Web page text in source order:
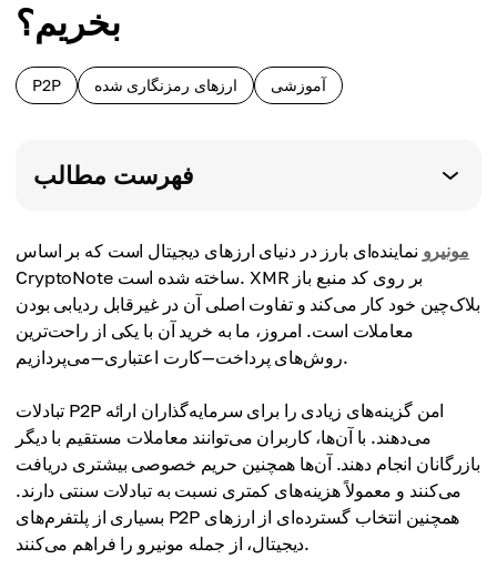
بخریم؟
P2P ارزهای رمزنگاری شده آموزشی
فهرست مطالب
مونیرو نماینده‌ای بارز در دنیای ارزهای دیجیتال است که بر اساس
CryptoNote ساخته شده است. XMR بر روی کد منبع باز
بلاک‌چین خود کار می‌کند و تفاوت اصلی آن در غیرقابل ردیابی بودن
معاملات است. امروز، ما به خرید آن با یکی از راحت‌ترین
روش‌های پرداخت—کارت اعتباری—می‌پردازیم.
تبادلات P2P امن گزینه‌های زیادی را برای سرمایه‌گذاران ارائه
می‌دهند. با آن‌ها، کاربران می‌توانند معاملات مستقیم با دیگر
بازرگانان انجام دهند. آن‌ها همچنین حریم خصوصی بیشتری دریافت
می‌کنند و معمولاً هزینه‌های کمتری نسبت به تبادلات سنتی دارند.
بسیاری از پلتفرم‌های P2P همچنین انتخاب گسترده‌ای از ارزهای
دیجیتال، از جمله مونیرو را فراهم می‌کنند.